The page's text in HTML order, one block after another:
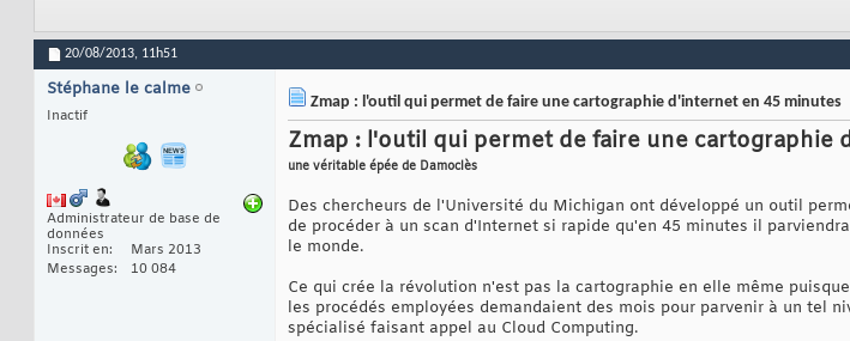
20/08/2013, 11h51
Stéphane le calme
Inactif
Administrateur de base de
données
Inscrit en
Mars 2013
Messages
10 084
Zmap : l'outil qui permet de faire une cartographie d'internet en 45 minutes
Zmap : l'outil qui permet de faire une cartographie
une véritable épée de Damoclès
Des chercheurs de l'Université du Michigan ont développé un outil
de procéder à un scan d'Internet si rapide qu'en 45 minutes il
le monde.
Ce qui crée la révolution n'est pas la cartographie en elle même
les procédés employées demandaient des mois pour parvenir à un tel
spécialisé faisant appel au Cloud Computing.